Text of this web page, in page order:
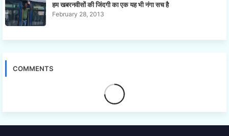
हम खबरनवीसों की जिंदगी का एक यह भी नंगा सच है
February 28, 2013
COMMENTS